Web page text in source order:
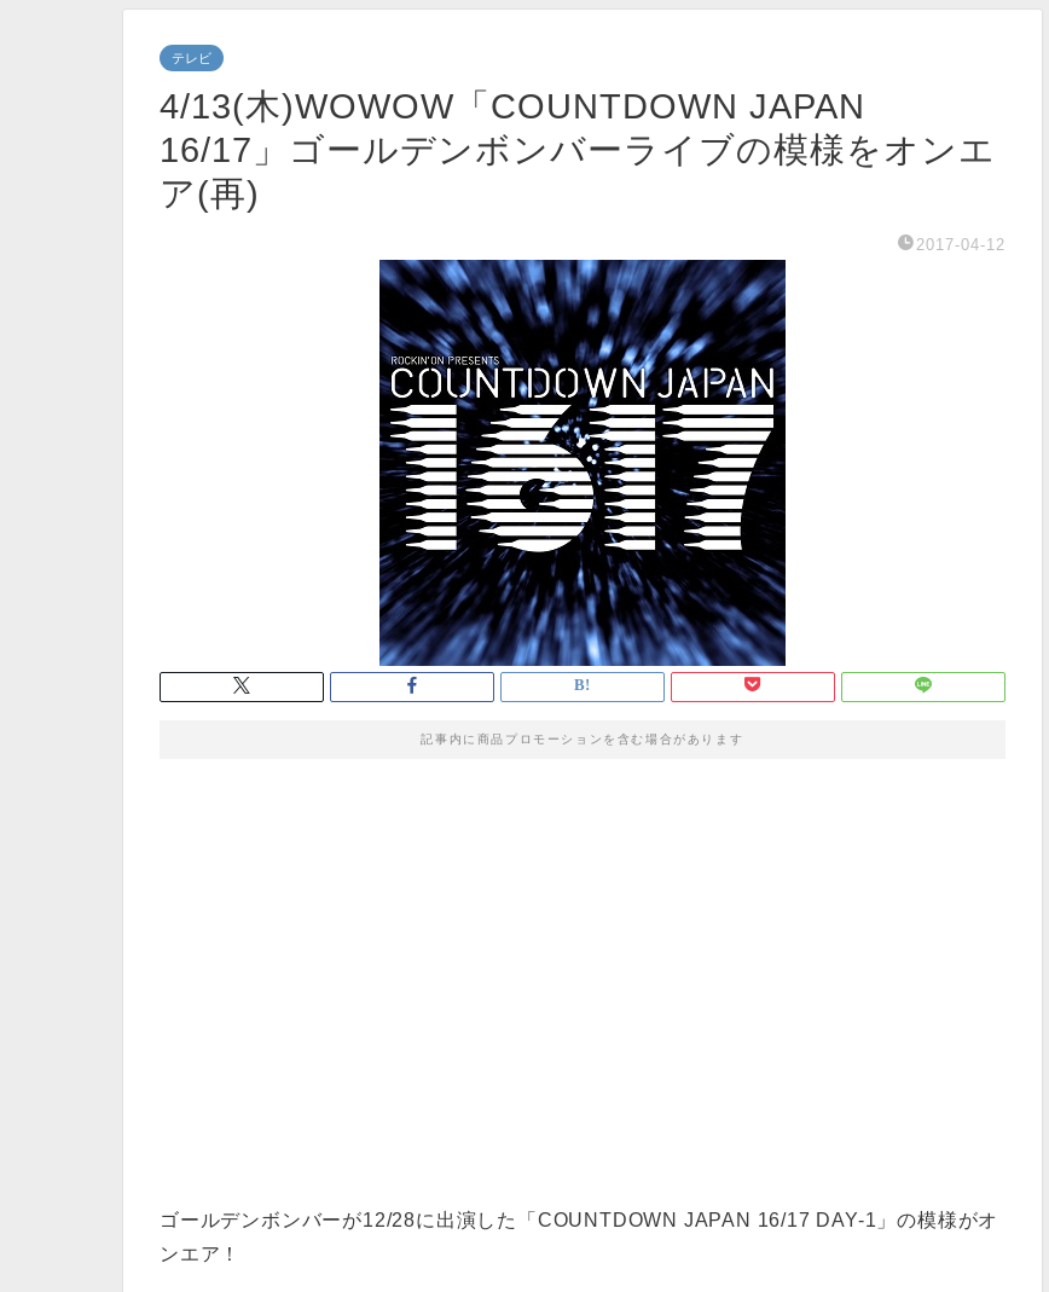
テレビ
4/13(木)WOWOW「COUNTDOWN JAPAN
16/17」ゴールデンボンバーライブの模様をオンエ
ア(再)
2017-04-12
記事内に商品プロモーションを含む場合があります
ゴールデンボンバーが12/28に出演した「COUNTDOWN JAPAN 16/17 DAY-1」の模様がオ
ンエア！